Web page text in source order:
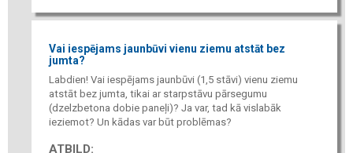
Vai iespējams jaunbūvi vienu ziemu atstāt bez
jumta?
Labdien! Vai iespējams jaunbūvi (1,5 stāvi) vienu ziemu
atstāt bez jumta, tikai ar starpstāvu pārsegumu
(dzelzbetona dobie paneļi)? Ja var, tad kā vislabāk
ieziemot? Un kādas var būt problēmas?
ATBILD: